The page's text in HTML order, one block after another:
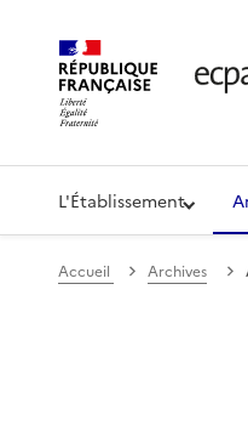
Établissement de
L'Établissement
Accueil Archives